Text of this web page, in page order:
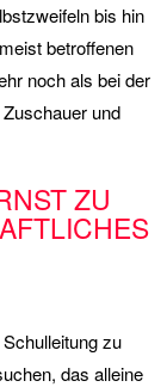
bis hin
betroffenen
noch als bei der
und
ZU
zu
das alleine